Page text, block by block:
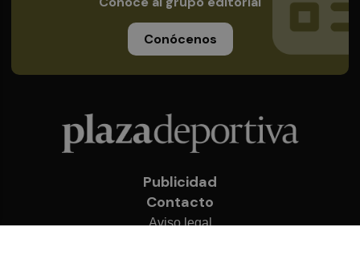
Conócenos
Publicidad
Contacto
Aviso legal